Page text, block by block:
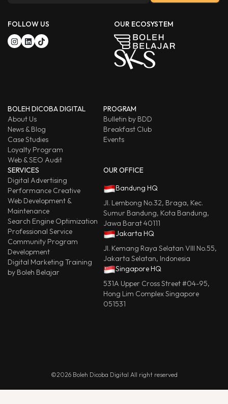
FOLLOW US OUR ECOSYSTEM
BOLEH DICOBA DIGITAL
About Us
News & Blog
Case Studies
Loyalty Program
Web & SEO Audit
PROGRAM
Bulletin by BDD
Breakfast Club
Events
SERVICES
Digital Advertising
Performance Creative
Web Development &
Maintenance
Search Engine Optimization
Professional Service
Community Program
Development
Digital Marketing Training
by Boleh Belajar
OUR OFFICE
Bandung HQ
Jl. Lembong No.32, Braga, Kec.
Sumur Bandung, Kota Bandung,
Jawa Barat 40111
Jakarta HQ
Jl. Kemang Raya Selatan VIII No.55,
Jakarta Selatan, Indonesia
Singapore HQ
531A Upper Cross Street #04-95,
Hong Lim Complex Singapore
051531
©2026 Boleh Dicoba Digital All right reserved